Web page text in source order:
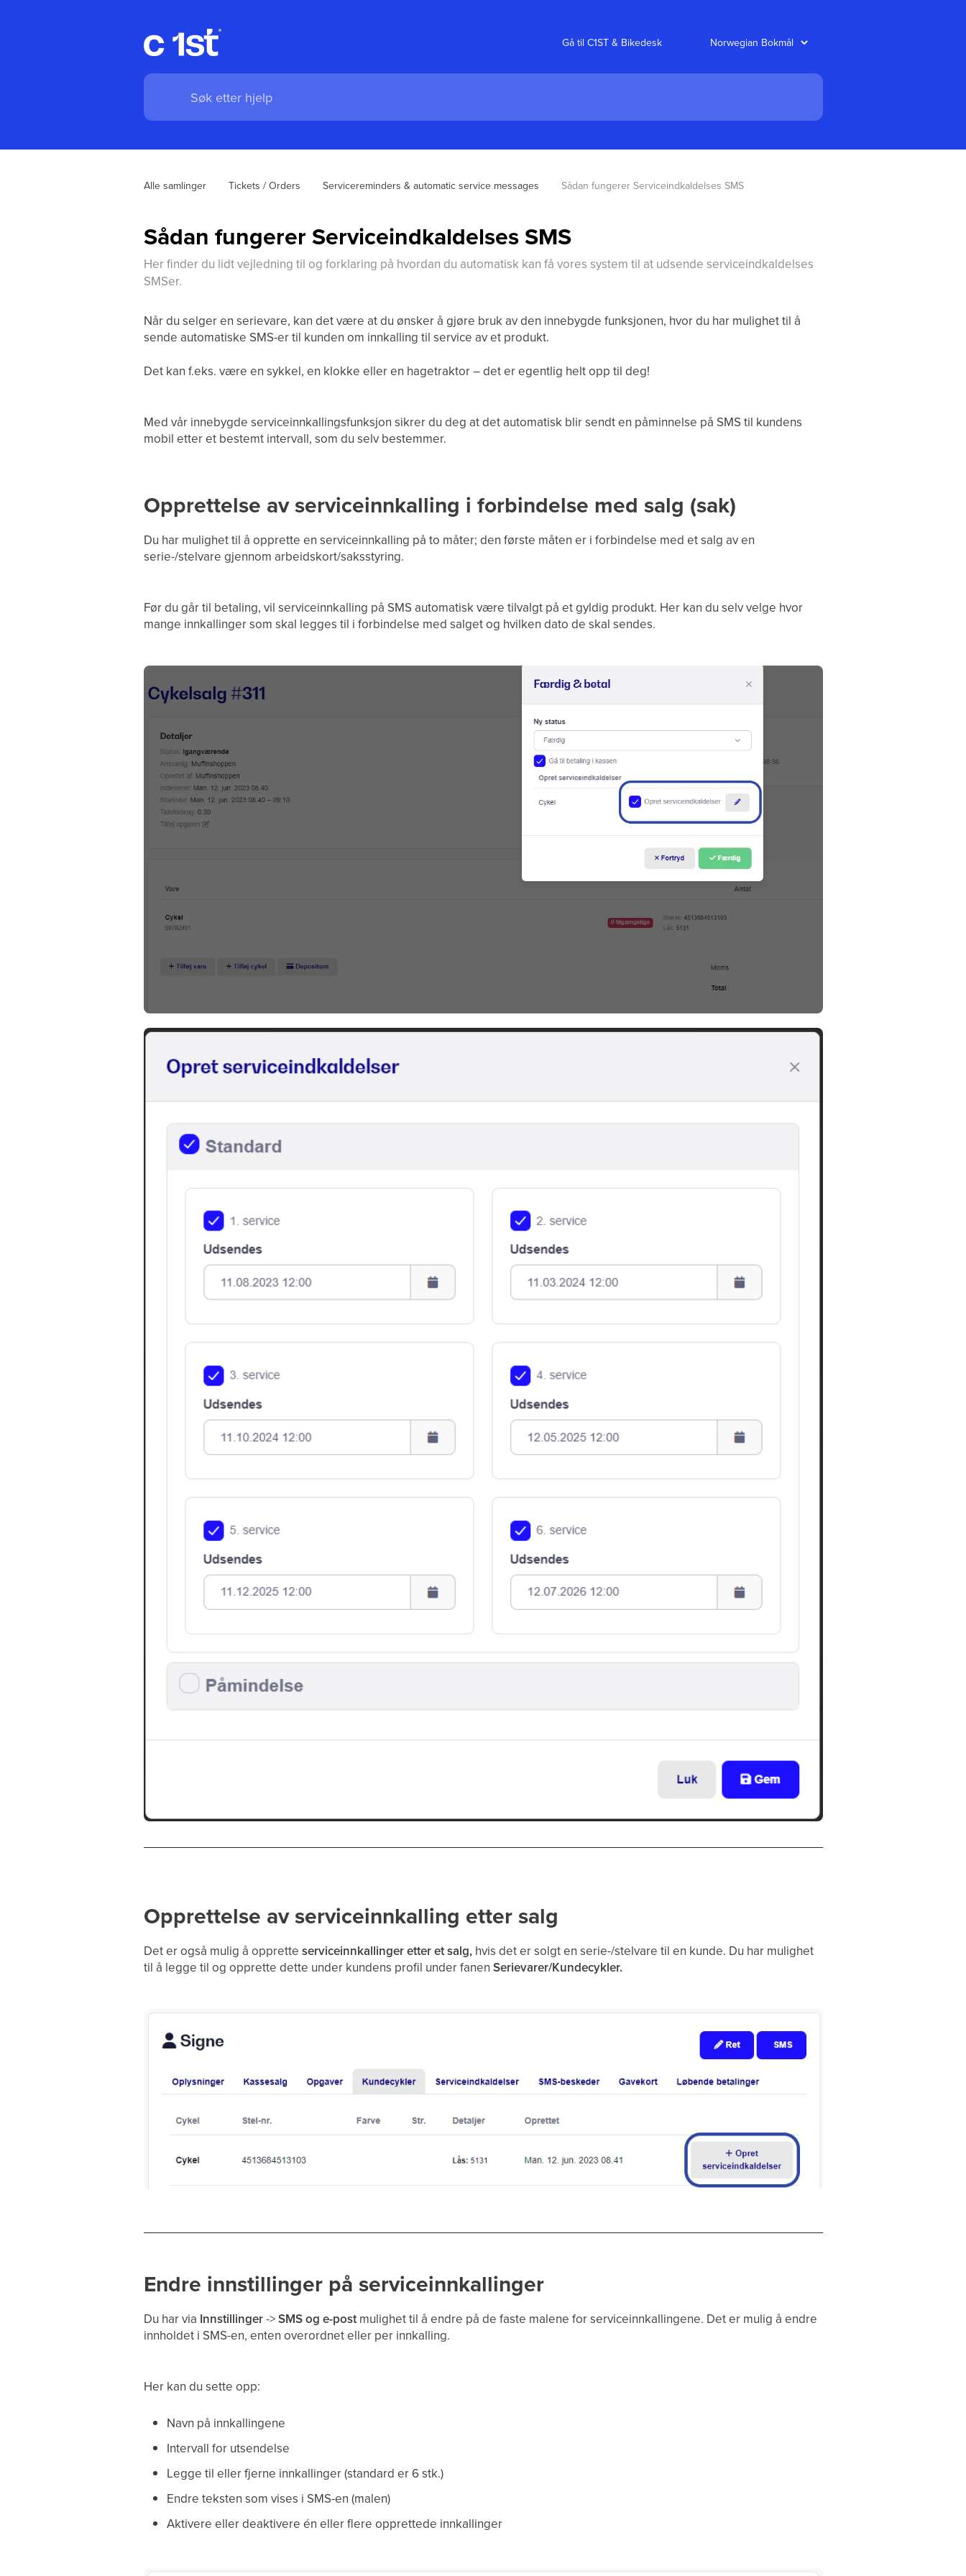
Gå til C1ST & Bikedesk
Alle samlinger Tickets / Orders Servicereminders & automatic service messages Sådan fungerer Serviceindkaldelses SMS
Sådan fungerer Serviceindkaldelses SMS
Her finder du lidt vejledning til og forklaring på hvordan du automatisk kan få vores system til at udsende serviceindkaldelses
SMSer.
Når du selger en serievare, kan det være at du ønsker å gjøre bruk av den innebygde funksjonen, hvor du har mulighet til å
sende automatiske SMS-er til kunden om innkalling til service av et produkt.
Det kan f.eks. være en sykkel, en klokke eller en hagetraktor – det er egentlig helt opp til deg!
Med vår innebygde serviceinnkallingsfunksjon sikrer du deg at det automatisk blir sendt en påminnelse på SMS til kundens
mobil etter et bestemt intervall, som du selv bestemmer.
Opprettelse av serviceinnkalling i forbindelse med salg (sak)
Du har mulighet til å opprette en serviceinnkalling på to måter; den første måten er i forbindelse med et salg av en
serie-/stelvare gjennom arbeidskort/saksstyring.
Før du går til betaling, vil serviceinnkalling på SMS automatisk være tilvalgt på et gyldig produkt. Her kan du selv velge hvor
mange innkallinger som skal legges til i forbindelse med salget og hvilken dato de skal sendes.
Opprettelse av serviceinnkalling etter salg
Det er også mulig å opprette serviceinnkallinger etter et salg, hvis det er solgt en serie-/stelvare til en kunde. Du har mulighet
til å legge til og opprette dette under kundens profil under fanen Serievarer/Kundecykler.
Endre innstillinger på serviceinnkallinger
Du har via Innstillinger->SMS og e-postmulighet til å endre på de faste malene for serviceinnkallingene. Det er mulig å endre
innholdet i SMS-en, enten overordnet eller per innkalling.
Her kan du sette opp:
Navn på innkallingene
Intervall for utsendelse
Legge til eller fjerne innkallinger (standard er 6 stk.)
Endre teksten som vises i SMS-en (malen)
Aktivere eller deaktivere én eller flere opprettede innkallinger